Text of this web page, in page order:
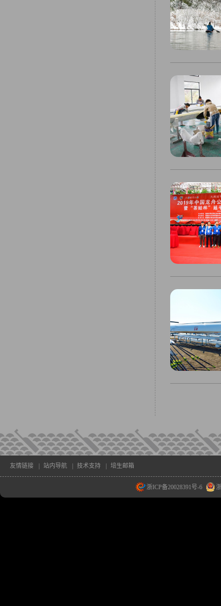
友情链接 | 站内导航 | 技术支持 | 培生邮箱
浙ICP备20028391号-6